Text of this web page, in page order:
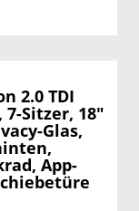
2.0 TDI
7-Sitzer, 18"
Glas,
App-